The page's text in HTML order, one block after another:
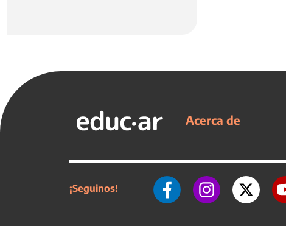
Acerca de
¡Seguinos!